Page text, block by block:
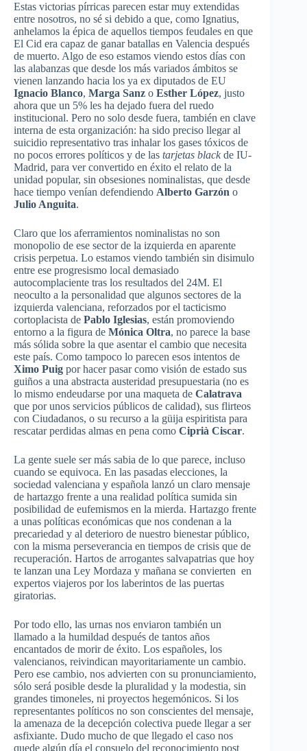
Estas victorias pírricas parecen estar muy extendidas
entre nosotros, no sé si debido a que, como Ignatius,
anhelamos la épica de aquellos tiempos feudales en que
El Cid era capaz de ganar batallas en Valencia después
de muerto. Algo de eso estamos viendo estos días con
las alabanzas que desde los más variados ámbitos se
vienen lanzando hacia los ya ex diputados de EU
Ignacio Blanco, Marga Sanz o Esther López, justo
ahora que un 5% les ha dejado fuera del ruedo
institucional. Pero no solo desde fuera, también en clave
interna de esta organización: ha sido preciso llegaral
suicidio representativo tras inhalarlos gases tóxicos de
no pocos errores políticos y de las tarjetas black de IU-
Madrid, para ver convertido en éxito el relato de la
unidad popular, sin obsesiones nominalistas, que desde
hace tiempo venían defendiendo Alberto Garzón o
Julio Anguita.
Claro que los aferramientos nominalistas no son
monopolio de ese sector de la izquierda en aparente
crisis perpetua. Lo estamos viendo también sin disimulo
entre ese progresismo local demasiado
autocomplaciente tras los resultados del 24M. El
neoculto a la personalidad que algunos sectores de la
izquierda valenciana, reforzados porel tacticismo
cortoplacista de Pablo Iglesias, están promoviendo
entorno a la figura de Mónica Oltra, no parece la base
más sólida sobre la que asentarel cambio que necesita
este país. Como tampoco lo parecen esos intentos de
Ximo Puig por hacer pasar como visión de estado sus
guiños a una abstracta austeridad presupuestaria (no es
lo mismo endeudarse por una maqueta de Calatrava
que por unos servicios públicos de calidad), sus flirteos
con Ciudadanos, o su recurso a la güija espiritista para
rescatar perdidas almas en pena como Ciprià Ciscar.
La gente suele ser más sabia de lo que parece, incluso
cuando se equivoca. En las pasadas elecciones, la
sociedad valenciana y española lanzó un claro mensaje
de hartazgo frente a una realidad política sumida sin
posibilidad de eufemismos en la mierda. Hartazgo frente
a unas políticas económicas que nos condenan a la
precariedad y al deterioro de nuestro bienestar público,
con la misma perseverancia en tiempos de crisis que de
recuperación. Hartos de arrogantes salvapatrias que hoy
te lanzan una Ley Mordaza y mañana se convierten en
expertos viajeros porlos laberintos de las puertas
giratorias.
Por todo ello, las urnas nos enviaron también un
llamado a la humildad después de tantos años
encantados de morirde éxito. Los españoles, los
valencianos, reivindican mayoritariamente un cambio.
Pero ese cambio, nos advierten con su pronunciamiento,
sólo será posible desde la pluralidad y la modestia, sin
grandes timoneles, ni proyectos hegemónicos. Si los
representantes políticos no son conscientes del mensaje,
la amenaza de la decepción colectiva puede llegara ser
asfixiante. Dudo mucho de que llegado el caso nos
quede algún día el consuelo del reconocimiento post